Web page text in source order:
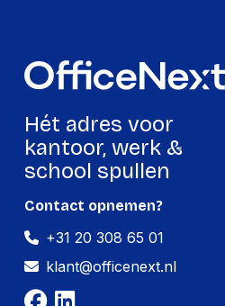
Hét adres voor
kantoor, werk &
school spullen
Contact opnemen?
+31 20 308 65 01
klant@officenext.nl